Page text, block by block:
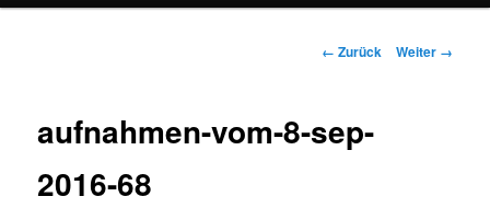
Bilder-
← Zurück Weiter →
aufnahmen-vom-8-sep-
2016-68